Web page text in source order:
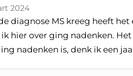
2024
diagnose MS kreeg heeft
hier over ging nadenken.
nadenken is, denk ik een